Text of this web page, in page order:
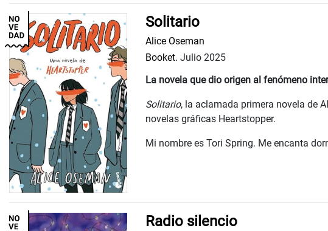
Solitario
Alice Oseman
Booket. Julio 2025
La novela que dio origen al fenómeno
Solitario, la aclamada primera novela de
novelas gráficas Heartstopper.
Mi nombre es Tori Spring. Me encanta
Radio silencio